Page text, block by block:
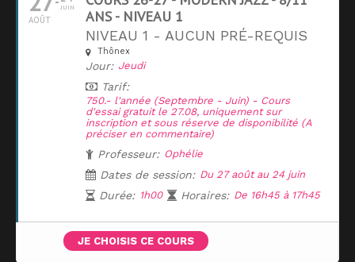
AOÛT
JUIN
ANS - NIVEAU 1
NIVEAU 1 - AUCUN PRÉ-REQUIS
Thônex
Jour: Jeudi
Tarif:
750.- l'année (Septembre - Juin) - Cours
d'essai gratuit le 27.08, uniquement sur
inscription et sous réserve de disponibilité (A
préciser en commentaire)
Professeur: Ophélie
Dates de session: Du 27 août au 24 juin
Durée: 1h00 Horaires: De 16h45 à 17h45
JE CHOISIS CE COURS